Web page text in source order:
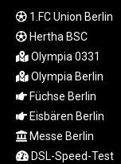
1.FC Union Berlin
Hertha BSC
Olympia 0331
Olympia Berlin
Füchse Berlin
Eisbären Berlin
Messe Berlin
DSL-Speed-Test